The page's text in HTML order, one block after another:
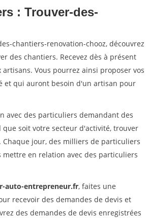
: Trouver-des-
chantiers-renovation-chooz, découvrez
des chantiers. Recevez dès à présent
Vous pourrez ainsi proposer vos
et qui auront besoin d'un artisan pour
avec des particuliers demandant des
soit votre secteur d'activité, trouver
. Chaque jour, des milliers de particuliers
en relation avec des particuliers
auto-entrepreneur.fr, faites une
recevoir des demandes de devis et
des demandes de devis enregistrées